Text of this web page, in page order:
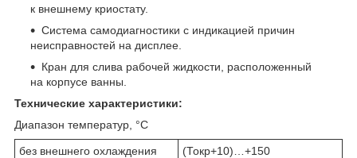
к внешнему криостату.
Система самодиагностики с индикацией причин
неисправностей на дисплее.
Кран для слива рабочей жидкости, расположенный
на корпусе ванны.
Технические характеристики:
Диапазон температур, °С
без внешнего охлаждения
(Токр+10)…+150